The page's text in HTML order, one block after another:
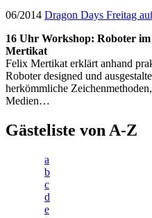
06/2014 Dragon Days Freitag
16 Uhr Workshop: Roboter
Mertikat
Felix Mertikat erklärt anhand
Roboter designed und
herkömmliche
Medien…
Gästeliste von A-Z
a
b
c
d
e